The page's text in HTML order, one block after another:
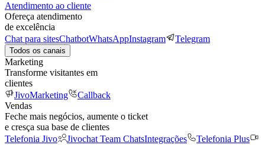
Atendimento ao cliente
Ofereça atendimento
de excelência
Chat para sitesChatbotWhatsAppInstagram Telegram
Todos os canais
Marketing
Transforme visitantes em
clientes
JivoMarketing
Callback
Vendas
Feche mais negócios, aumente o ticket
e cresça sua base de clientes
Telefonia Jivo
Jivochat Team ChatsIntegrações
Telefonia Plus